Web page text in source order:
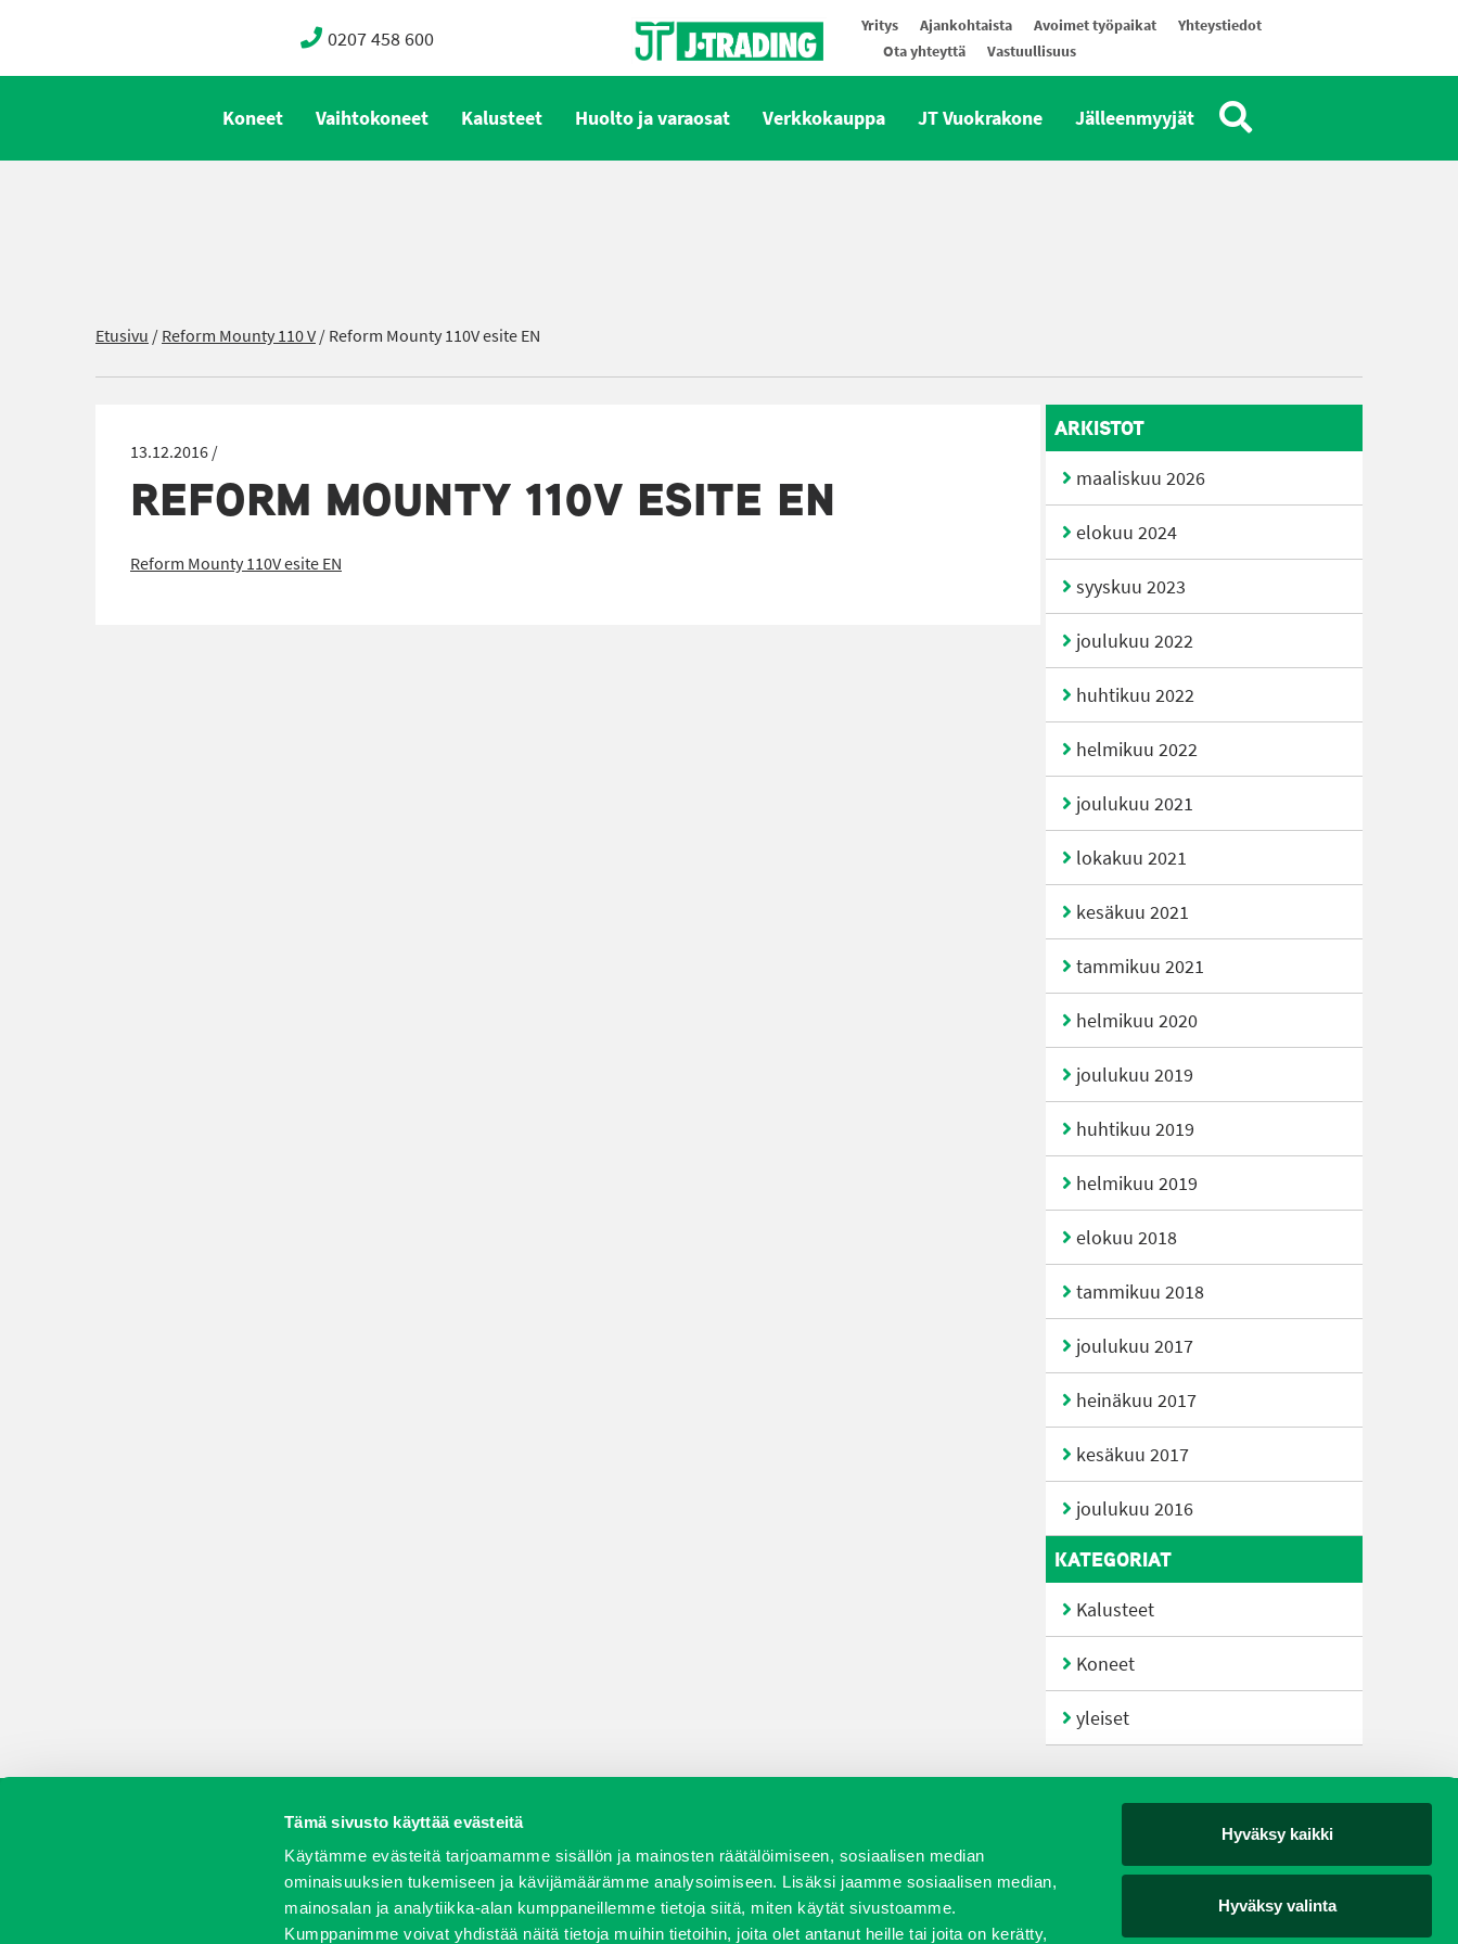
Tämä sivusto käyttää evästeitä
Käytämme evästeitä tarjoamamme sisällön ja mainosten räätälöimiseen, sosiaalisen median
ominaisuuksien tukemiseen ja kävijämäärämme analysoimiseen. Lisäksi jaamme sosiaalisen median,
mainosalan ja analytiikka-alan kumppaneillemme tietoja siitä, miten käytät sivustoamme.
Kumppanimme voivat yhdistää näitä tietoja muihin tietoihin, joita olet antanut heille tai joita on kerätty,
Hyväksy kaikki
Hyväksy valinta
0207 458 600 Yritys Ajankohtaista Avoimet työpaikat
Yhteystiedot
Ota yhteyttä
Vastuullisuus
Koneet Vaihtokoneet Kalusteet Huolto ja varaosat Verkkokauppa JT Vuokrakone Jälleenmyyjät
Etusivu /Reform Mounty 110 V/Reform Mounty 110V esite EN
13.12.2016 /
REFORM MOUNTY 110V ESITE EN
Reform Mounty 110V esite EN
ARKISTOT
maaliskuu 2026
elokuu 2024
syyskuu 2023
joulukuu 2022
huhtikuu 2022
helmikuu 2022
joulukuu 2021
lokakuu 2021
kesäkuu 2021
tammikuu 2021
helmikuu 2020
joulukuu 2019
huhtikuu 2019
helmikuu 2019
elokuu 2018
tammikuu 2018
joulukuu 2017
heinäkuu 2017
kesäkuu 2017
joulukuu 2016
KATEGORIAT
Kalusteet
Koneet
yleiset
Vaihtokoneet Kalusteet Huolto ja varaosat Verkkokauppa JT Vuokrakone Jälleenmyyjät